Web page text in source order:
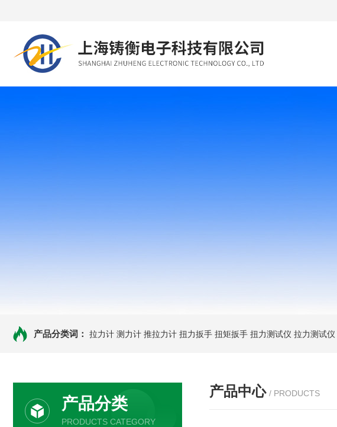
产品分类词： 拉力计 测力计 推拉力计 扭力扳手 扭矩扳手 扭力测试仪 拉力测试仪
产品分类
PRODUCTS CATEGORY
产品中心 / PRODUCTS